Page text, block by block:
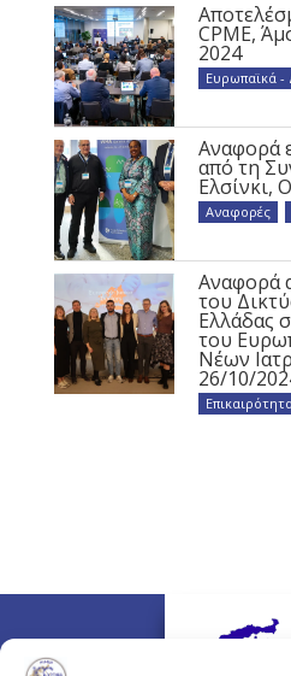
CPME,
2024
Ευρωπαϊκά -
Αναφορά
από τη
Ελσίνκι,
Αναφορές
Αναφορά
του
Ελλάδας
του
Νέων
26/10/